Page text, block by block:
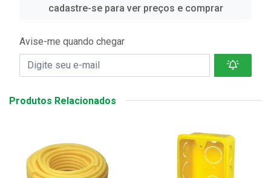
cadastre-se para ver preços e comprar
Avise-me quando chegar
Produtos Relacionados